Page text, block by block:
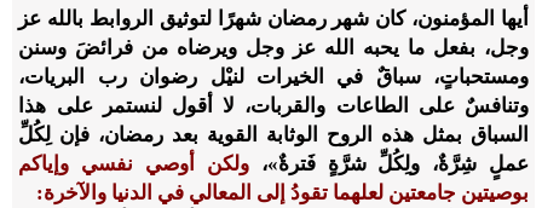
أيها المؤمنون، كان شهر رمضان شهرًا لتوثيق الروابط بالله عز
وجل، بفعل ما يحبه الله عز وجل ويرضاه من فرائضَ وسنن
ومستحباتٍ، سباقٌ في الخيرات لنيْل رضوان رب البريات،
وتنافسٌ على الطاعات والقربات، لا أقول لنستمر على هذا
السباق بمثل هذه الروح الوثابة القوية بعد رمضان، فإن لِكُلِّ
عملٍ شِرَّةٌ، ولِكُلِّ شرَّةٍ فَترةٌ»، ولكن أوصي نفسي وإياكم
بوصيتين جامعتين لعلهما تقودُ إلى المعالي في الدنيا والآخرة: